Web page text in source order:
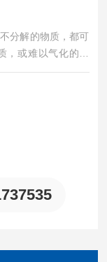
分解的物质，都可
或难以气化的物
法分析，在石油化